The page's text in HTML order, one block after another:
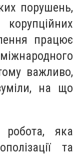
порушень,
працює
важливо,
на що
робота, яка
та